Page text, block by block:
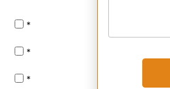
*
*
*